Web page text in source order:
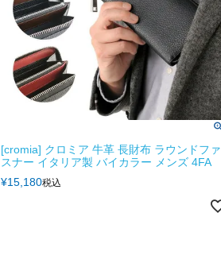
[cromia] クロミア 牛革 長財布 ラウンドファ
スナー イタリア製 バイカラー メンズ 4FA
¥15,180税込